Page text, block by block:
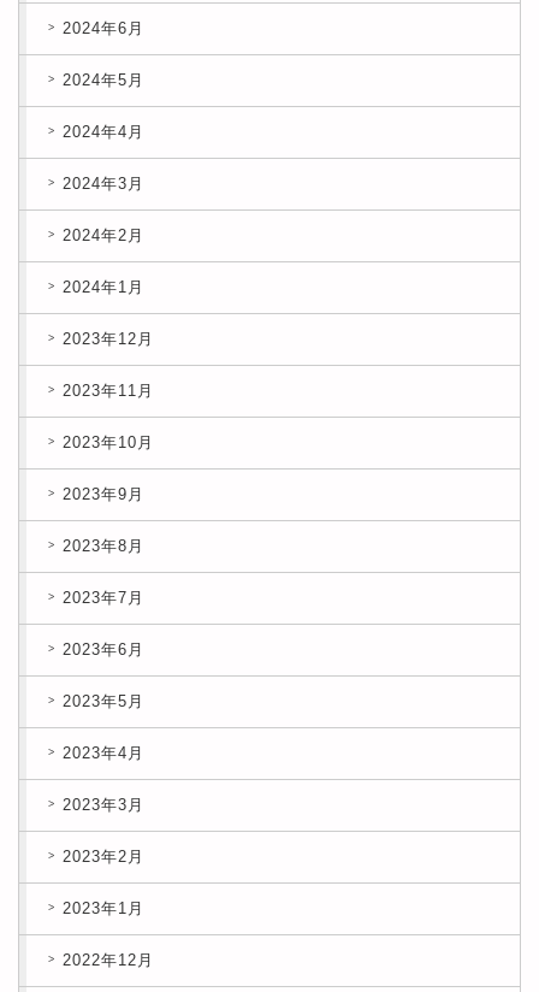
2024年6月
2024年5月
2024年4月
2024年3月
2024年2月
2024年1月
2023年12月
2023年11月
2023年10月
2023年9月
2023年8月
2023年7月
2023年6月
2023年5月
2023年4月
2023年3月
2023年2月
2023年1月
2022年12月